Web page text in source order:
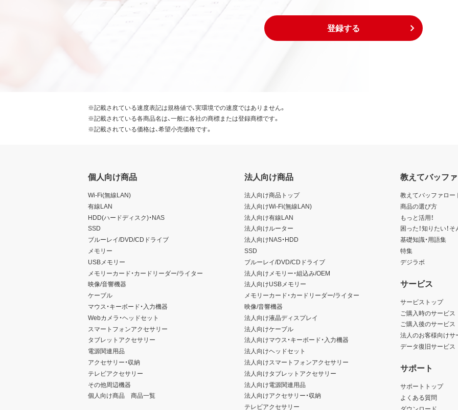
登録する
※記載されている速度表記は規格値で、実環境での速度ではありません。
※記載されている各商品名は、一般に各社の商標または登録商標です。
※記載されている価格は、希望小売価格です。
個人向け商品
Wi-Fi(無線LAN)
有線LAN
HDD(ハードディスク)・NAS
SSD
ブルーレイ/DVD/CDドライブ
メモリー
USBメモリー
メモリーカード・カードリーダー/ライター
映像/音響機器
ケーブル
マウス・キーボード・入力機器
Webカメラ・ヘッドセット
スマートフォンアクセサリー
タブレットアクセサリー
電源関連用品
アクセサリー・収納
テレビアクセサリー
その他周辺機器
個人向け商品 商品一覧
法人向け商品
法人向け商品トップ
法人向けWi-Fi(無線LAN)
法人向け有線LAN
法人向けルーター
法人向けNAS・HDD
SSD
ブルーレイ/DVD/CDドライブ
法人向けメモリー・組込み/OEM
法人向けUSBメモリー
メモリーカード・カードリーダー/ライター
映像/音響機器
法人向け液晶ディスプレイ
法人向けケーブル
法人向けマウス・キーボード・入力機器
法人向けヘッドセット
法人向けスマートフォンアクセサリー
法人向けタブレットアクセサリー
法人向け電源関連用品
法人向けアクセサリー・収納
テレビアクセサリー
教えてバッフ
教えてバッファロー
商品の選び方
もっと活用！
困った！知りたい！
基礎知識・用語集
特集
デジラボ
サービス
サービストップ
ご購入時のサービス
ご購入後のサービス
法人のお客様向けサ
データ復旧サービス
サポート
サポートトップ
よくある質問